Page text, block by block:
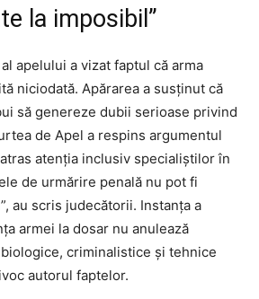
la imposibil”
apelului a vizat faptul că arma
niciodată. Apărarea a susținut că
să genereze dubii serioase privind
de Apel a respins argumentul
atenția inclusiv specialiștilor în
de urmărire penală nu pot fi
au scris judecătorii. Instanța a
armei la dosar nu anulează
criminalistice și tehnice
autorul faptelor.